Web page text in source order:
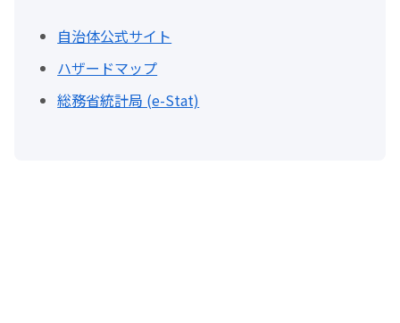
自治体公式サイト
ハザードマップ
総務省統計局 (e-Stat)